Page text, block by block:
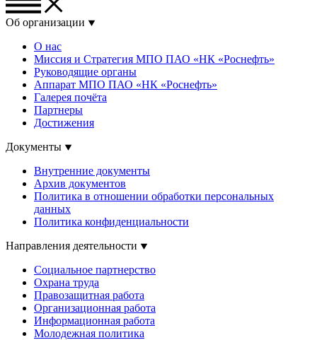
Об организации
О нас
Миссия и Стратегия МПО ПАО «НК «Роснефть»
Руководящие органы
Аппарат МПО ПАО «НК «Роснефть»
Галерея почёта
Партнеры
Достижения
Документы
Внутренние документы
Архив документов
Политика в отношении обработки персональных
данных
Политика конфиденциальности
Направления деятельности
Социальное партнерство
Охрана труда
Правозащитная работа
Организационная работа
Информационная работа
Молодежная политика